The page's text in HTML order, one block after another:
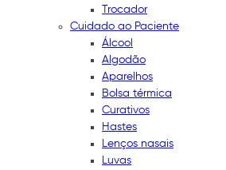
Trocador
Cuidado ao Paciente
Álcool
Algodão
Aparelhos
Bolsa térmica
Curativos
Hastes
Lenços nasais
Luvas